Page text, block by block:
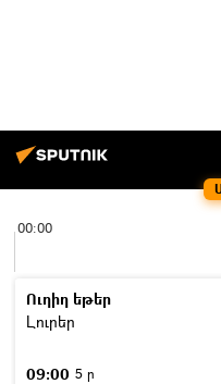
00:00
Ուղիղ եթեր
Լուրեր
09:00 5 ր